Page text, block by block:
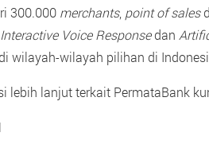
300.000 merchants, point of sales
Interactive Voice Responsedan
di wilayah-wilayah pilihan di
lebih lanjut terkait PermataBank